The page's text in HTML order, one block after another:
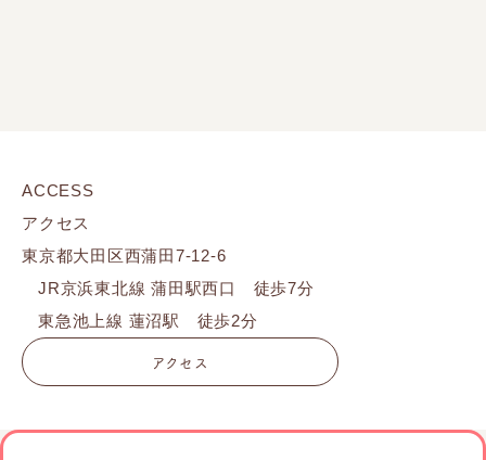
ACCESS
アクセス
東京都大田区西蒲田7-12-6
JR京浜東北線 蒲田駅西口 徒歩7分
東急池上線 蓮沼駅 徒歩2分
アクセス